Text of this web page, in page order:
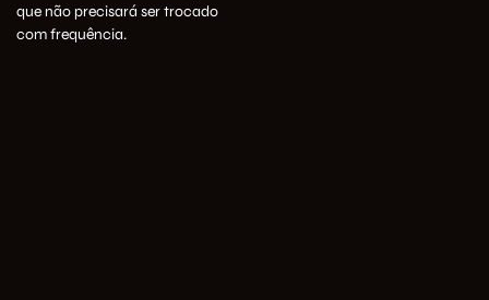
que não precisará ser trocado
com frequência.